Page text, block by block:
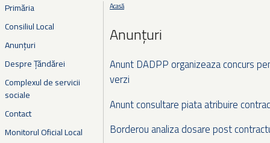
Primăria
Consiliul Local
Anunțuri
Despre Țăndărei
Complexul de servicii
sociale
Contact
Monitorul Oficial Local
Eşti aici
Acasă
Anunțuri
Anunt DADPP organizeaza concurs
verzi
Anunt consultare piata atribuire
Borderou analiza dosare post